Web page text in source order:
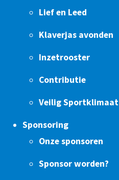
Lief en Leed
Klaverjas avonden
Inzetrooster
Contributie
Veilig Sportklimaat
Sponsoring
Onze sponsoren
Sponsor worden?